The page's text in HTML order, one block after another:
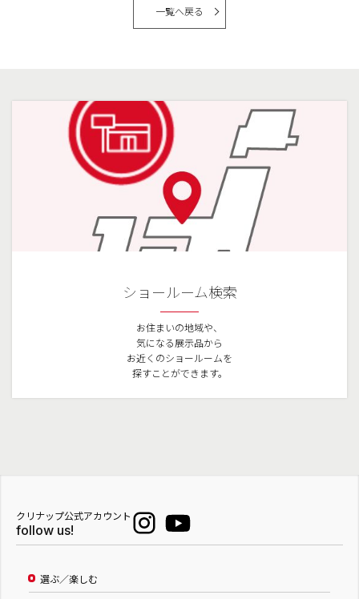
一覧へ戻る
ショールーム検索
お住まいの地域や、
気になる展示品から
お近くのショールームを
探すことができます。
クリナップ公式アカウント
follow us!
選ぶ／楽しむ